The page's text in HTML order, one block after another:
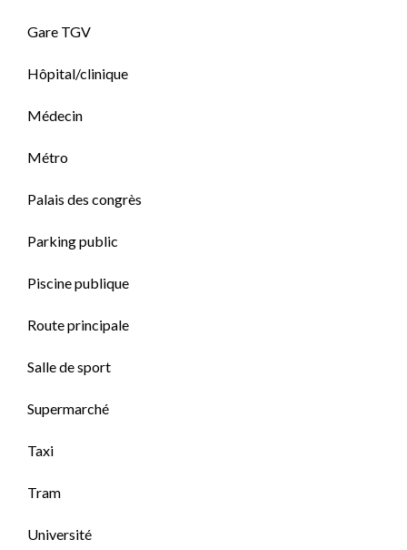
Gare TGV
Hôpital/clinique
Médecin
Métro
Palais des congrès
Parking public
Piscine publique
Route principale
Salle de sport
Supermarché
Taxi
Tram
Université